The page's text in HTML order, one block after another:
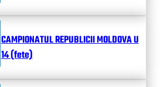
CAMPIONATUL REPUBLICII MOLDOVA U
14 (fete)